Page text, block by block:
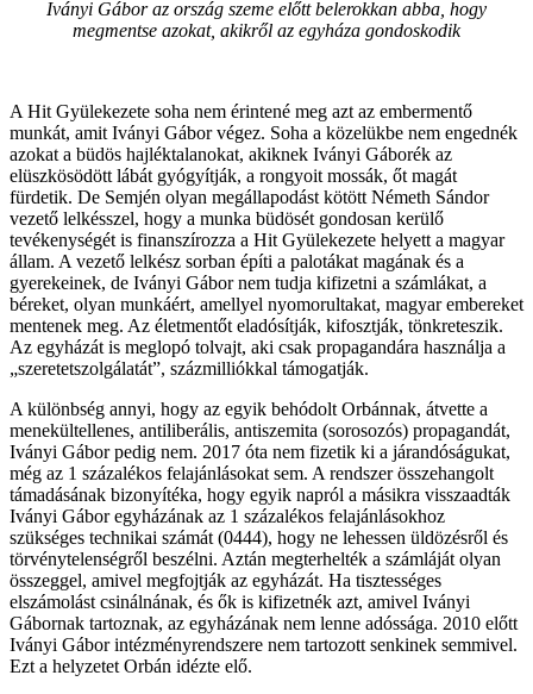
Iványi Gábor az ország szeme előtt belerokkan abba, hogy
megmentse azokat, akikről az egyháza gondoskodik
A Hit Gyülekezete soha nem érintené meg azt az embermentő
munkát, amit Iványi Gábor végez. Soha a közelükbe nem engednék
azokat a büdös hajléktalanokat, akiknek Iványi Gáborék az
elüszkösödött lábát gyógyítják, a rongyoit mossák, őt magát
fürdetik. De Semjén olyan megállapodást kötött Németh Sándor
vezető lelkésszel, hogy a munka büdösét gondosan kerülő
tevékenységét is finanszírozza a Hit Gyülekezete helyett a magyar
állam. A vezető lelkész sorban építi a palotákat magának és a
gyerekeinek, de Iványi Gábor nem tudja kifizetni a számlákat, a
béreket, olyan munkáért, amellyel nyomorultakat, magyar embereket
mentenek meg. Az életmentőt eladósítják, kifosztják, tönkreteszik.
Az egyházát is meglopó tolvajt, aki csak propagandára használja a
„szeretetszolgálatát”, százmilliókkal támogatják.
A különbség annyi, hogy az egyik behódolt Orbánnak, átvette a
menekültellenes, antiliberális, antiszemita (sorosozós) propagandát,
Iványi Gábor pedig nem. 2017 óta nem fizetik ki a járandóságukat,
még az 1 százalékos felajánlásokat sem. A rendszer összehangolt
támadásának bizonyítéka, hogy egyik napról a másikra visszaadták
Iványi Gábor egyházának az 1 százalékos felajánlásokhoz
szükséges technikai számát (0444), hogy ne lehessen üldözésről és
törvénytelenségről beszélni. Aztán megterhelték a számláját olyan
összeggel, amivel megfojtják az egyházát. Ha tisztességes
elszámolást csinálnának, és ők is kifizetnék azt, amivel Iványi
Gábornak tartoznak, az egyházának nem lenne adóssága. 2010 előtt
Iványi Gábor intézményrendszere nem tartozott senkinek semmivel.
Ezt a helyzetet Orbán idézte elő.